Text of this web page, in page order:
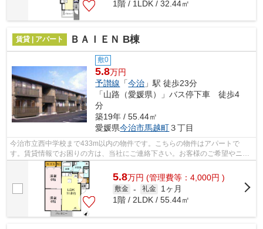
1階 / 1LDK / 32.44㎡
賃貸 | アパート ＢＡＩＥＮ B棟
敷0
5.8万円
予讃線 「今治 」駅 徒歩23分
「山路（愛媛県）」バス停下車 徒歩4
分
築19年 / 55.44㎡
愛媛県今治市馬越町３丁目
今治市立西中学校まで433m以内の物件です。こちらの物件はアパートで
す。賃貸情報でお困りの方は、当社にご連絡下さい。お客様のご希望やニー
ズに合わせた物件のご紹介をいたします。...
5.8万円 (管理費等：4,000円 )
敷金 - 礼金
1ヶ月
1階 / 2LDK / 55.44㎡